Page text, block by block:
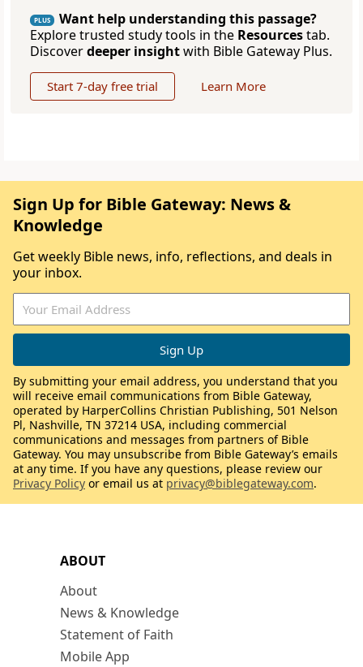
PLUS
Want help understanding this passage?
Explore trusted study tools in the Resourcestab.
Discoverdeeper insightwith Bible Gateway Plus.
Start 7-day free trial Learn More
ABOUT
About
News & Knowledge
Statement of Faith
Mobile App
Sign Up for Bible Gateway: News &
Knowledge
Get weekly Bible news, info, reflections, and deals in
your inbox.
By submitting your email address, you understand that you
will receive email communications from Bible Gateway,
operated by HarperCollins Christian Publishing, 501 Nelson
Pl, Nashville, TN 37214 USA, including commercial
communications and messages from partners of Bible
Gateway. You may unsubscribe from Bible Gateway’s emails
at any time. If you have any questions, please review our
Privacy Policy or email us at privacy@biblegateway.com.